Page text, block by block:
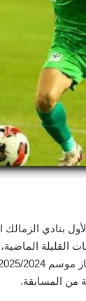
بنادي
القليلة
من المسابقة.